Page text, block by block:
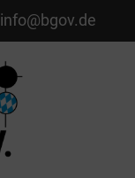
info@bgov.de